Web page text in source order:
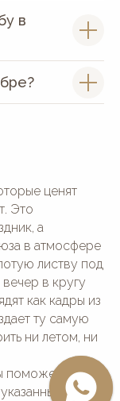
в
ценят
Это
а
в атмосфере
листву под
в кругу
как кадры из
ту самую
ни летом, ни
поможем